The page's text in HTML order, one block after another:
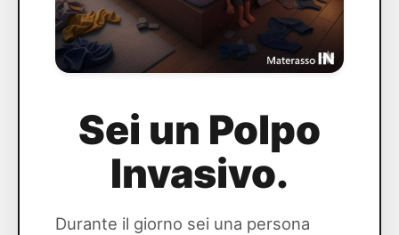
Sei un Polpo
Invasivo.
Durante il giorno sei una persona